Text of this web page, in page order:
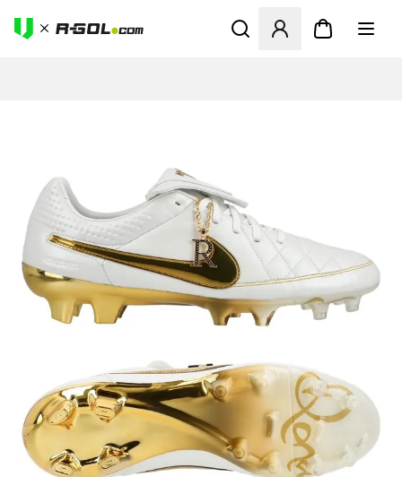
Abre un modal para iniciar